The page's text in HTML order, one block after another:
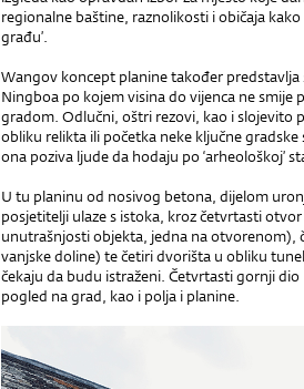
regionalne baštine, raznolikosti i običaja
građu’.
Wangov koncept planine također
Ningboa po kojem visina do vijenca ne
gradom. Odlučni, oštri rezovi, kao i slojevito
obliku relikta ili početka neke ključne
ona poziva ljude da hodaju po ‘arheološkoj’
U tu planinu od nosivog betona, dijelom
posjetitelji ulaze s istoka, kroz četvrtasti otvor
unutrašnjosti objekta, jedna na otvorenom),
vanjske doline) te četiri dvorišta u obliku
čekaju da budu istraženi. Četvrtasti gornji
pogled na grad, kao i polja i planine.